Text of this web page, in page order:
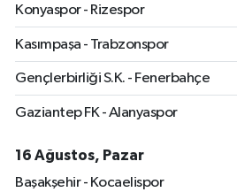
Konyaspor - Rizespor
Kasımpaşa - Trabzonspor
Gençlerbirliği S.K. - Fenerbahçe
Gaziantep FK - Alanyaspor
16 Ağustos, Pazar
Başakşehir - Kocaelispor